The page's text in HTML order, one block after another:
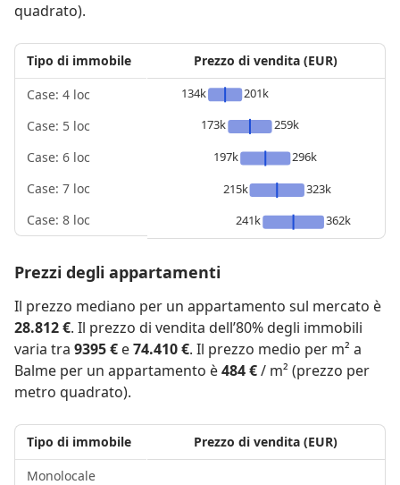
quadrato).
Tipo di immobile
Case: 4 loc
Case: 5 loc
Case: 6 loc
Case: 7 loc
Case: 8 loc
Prezzo di vendita (EUR)
134k
201k
173k
259k
197k
296k
215k
323k
241k
362k
Prezzi degli appartamenti
Il prezzo mediano per un appartamento sul mercato è
28.812 €. Il prezzo di vendita dell’80% degli immobili
varia tra 9395 € e74.410 €. Il prezzo medio per m² a
Balme per un appartamento è484 €/ m² (prezzo per
metro quadrato).
Tipo di immobile
Monolocale
Prezzo di vendita (EUR)